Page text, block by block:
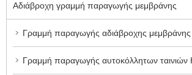
Αδιάβροχη γραμμή παραγωγής μεμβράνης
Γραμμή παραγωγής αδιάβροχης
Γραμμή παραγωγής αυτοκόλλητων ταινιών